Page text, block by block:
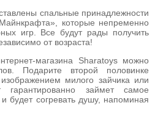
спальные принадлежности
которые непременно
игр. Все будут рады получить
от возраста!
магазина Sharatoys можно
Подарите второй половинке
милого зайчика или
займет самое
будет согревать душу, напоминая